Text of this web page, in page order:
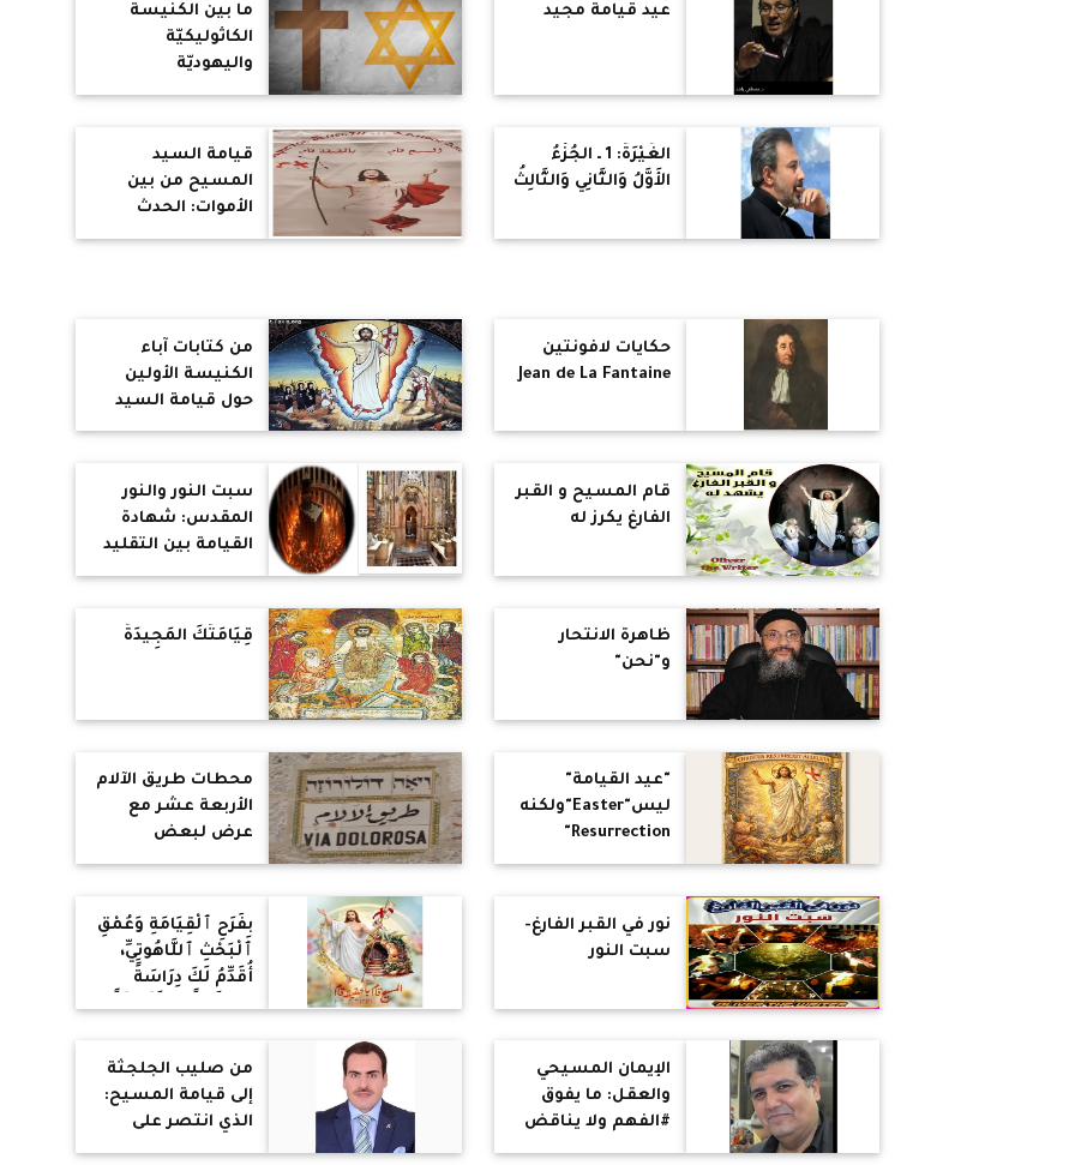
عيد قيامة مجيد
ما بين الكنيسة
الكاثوليكيّة
واليهوديّة
الغَيْرَةُ: 1 ـ الجُزْءُ
الأَوَّلُ وَالثَّانِي وَالثَّالِثُ
قيامة السيد
المسيح من بين
الأموات: الحدث
حكايات لافونتين
Jean de La Fantaine
من كتابات آباء
الكنيسة الأولين
حول قيامة السيد
المسيح
قام المسيح و القبر
الفارغ يكرز له
سبت النور والنور
المقدس: شهادة
القيامة بين التقليد
ظاهرة الانتحار
و"نحن"
قِيَامَتُكَ المَجِيدَةُ
"عيد القيامة"
ليس"Easter"ولكنه
Resurrection"
القيامة تعني
محطات طريق الآلام
الأربعة عشر مع
عرض لبعض
الممتلكات القبطية
نور في القبر الفارغ-
سبت النور
بِفَرَحِ ٱلْقِيَامَةِ وَعُمْقِ
ٱلْبَحْثِ ٱللَّاهُوتِيِّ،
أُقَدِّمُ لَكَ دِرَاسَةً
ٱلتَّارِيخِ وَٱللَّاهُوتِ
وَٱلرُّوحِيَّةِ وَٱلرَّعَايَةِ:
الإيمان المسيحي
والعقل: ما يفوق
#الفهم ولا يناقض
من صليب الجلجثة
إلى قيامة المسيح:
الذي انتصر على